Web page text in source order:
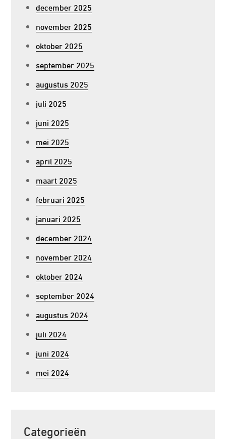
december 2025
november 2025
oktober 2025
september 2025
augustus 2025
juli 2025
juni 2025
mei 2025
april 2025
maart 2025
februari 2025
januari 2025
december 2024
november 2024
oktober 2024
september 2024
augustus 2024
juli 2024
juni 2024
mei 2024
Categorieën